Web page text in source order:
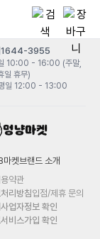
1644-3955
10:00 - 16:00 (주말,
일 휴무)
일 12:00 - 13:00
마켓 브랜드 소개
약관
리방침입점/제휴 문의
업자정보 확인
비스가입 확인